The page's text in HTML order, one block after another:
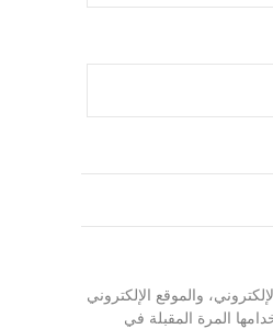
والموقع الإلكتروني
المرة المقبلة في